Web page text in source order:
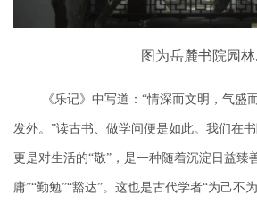
图为岳麓书院园林.
《乐记》中写道： “情深而文明，气盛
发外。”读古书、做学问便是如此。我们在
更是对生活的“敬”，是一种随着沉淀日益臻
庸”“勤勉”“豁达”。这也是古代学者“为己不